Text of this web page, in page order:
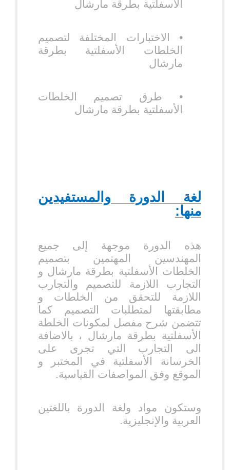
الأسفلتية بطرقة مارشال
•
الاختبارات المختلفة لتصميم
الخلطات الأسفلتية بطرقة
مارشال
• طرق تصميم الخلطات
الأسفلتية بطرقة مارشال
لغة الدورة والمستفيدين
منها:
هذه الدورة موجهة إلى جميع
المهندسين المهتمين بتصميم
الخلطات الأسفلتية بطرقة مارشال و
التجارب اللازمة للتصميم والتجارب
اللازمة للتحقق من الخلطات و
مطابقتها لمتطلبات التصميم كما
تتضمن شرح مفصل لمكونات الخلطة
الأسفلتية بطرقة مارشال ، بالاضافة
الى التجارب التي تجرى على
الخرسانة الأسفلتية في المختبر و
الموقع وفق المواصفات القياسية.
وستكون مواد ولغة الدورة باللغتين
العربية والإنجليزية.